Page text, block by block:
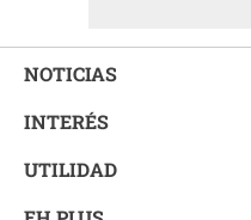
NOTICIAS
INTERÉS
UTILIDAD